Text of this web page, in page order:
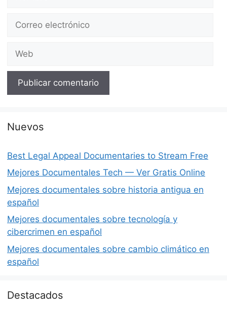
electrónico
Nuevos
Best Legal Appeal Documentaries to Stream Free
Mejores Documentales Tech — Ver Gratis Online
Mejores documentales sobre historia antigua en
español
Mejores documentales sobre tecnología y
cibercrimen en español
Mejores documentales sobre cambio climático en
español
Destacados